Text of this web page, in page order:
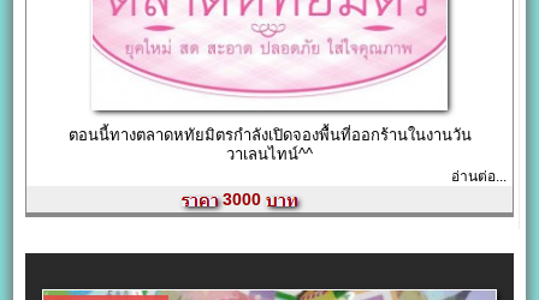
ตอนนี้ทางตลาดหทัยมิตรกำลังเปิดจองพื้นที่ออกร้านในงานวัน
วาเลนไทน์^^
อ่านต่อ...
3000